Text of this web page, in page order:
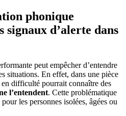
phonique
signaux d’alerte dans
peut empêcher d’entendre
situations. En effet, dans une pièce
difficulté pourrait connaître des
l’entendent. Cette problématique
les personnes isolées, âgées ou